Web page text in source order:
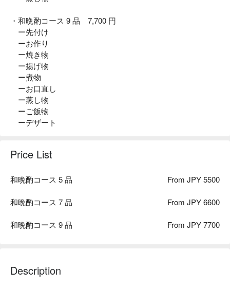
・和晩酌コース 9 品 7,700 円
ー先付け
ーお作り
ー焼き物
ー揚げ物
ー煮物
ーお口直し
ー蒸し物
ーご飯物
ーデザート
Price List
和晩酌コース 5 品 From JPY 5500
和晩酌コース 7 品 From JPY 6600
和晩酌コース 9 品 From JPY 7700
Description